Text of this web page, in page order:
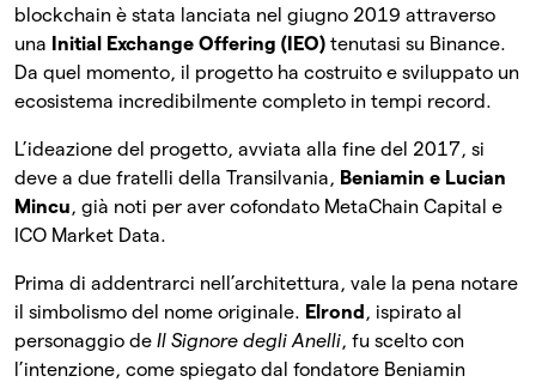
blockchain è stata lanciata nel giugno 2019 attraverso
una
Initial Exchange Offering (IEO) tenutasi su Binance.
Da quel momento, il progetto ha costruito e sviluppato un
ecosistema incredibilmente completo in tempi record.
L’ideazione del progetto, avviata alla fine del 2017, si
deve a due fratelli della Transilvania, Beniamin e Lucian
Mincu, già noti per aver cofondato MetaChain Capital e
ICO Market Data.
Prima di addentrarci nell’architettura, vale la pena notare
il simbolismo del nome originale. Elrond , ispirato al
personaggio de Il Signore degli Anelli, fu scelto con
l’intenzione, come spiegato dal fondatore Beniamin